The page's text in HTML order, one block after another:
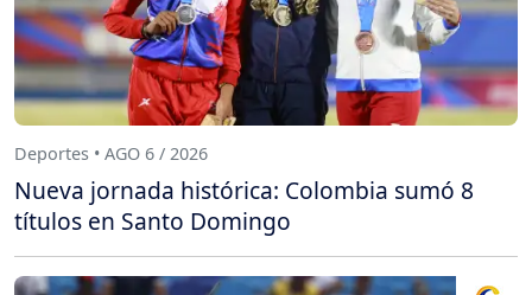
Deportes • AGO 6 / 2026
Nueva jornada histórica: Colombia sumó 8
títulos en Santo Domingo